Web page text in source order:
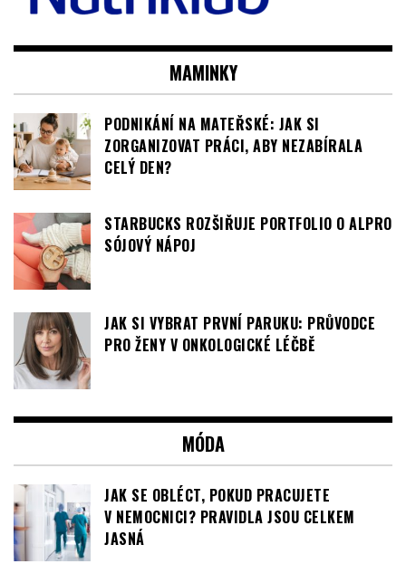
MAMINKY
PODNIKÁNÍ NA MATEŘSKÉ: JAK SI
ZORGANIZOVAT PRÁCI, ABY NEZABÍRALA
CELÝ DEN?
STARBUCKS ROZŠIŘUJE PORTFOLIO O ALPRO
SÓJOVÝ NÁPOJ
JAK SI VYBRAT PRVNÍ PARUKU: PRŮVODCE
PRO ŽENY V ONKOLOGICKÉ LÉČBĚ
MÓDA
JAK SE OBLÉCT, POKUD PRACUJETE
V NEMOCNICI? PRAVIDLA JSOU CELKEM
JASNÁ